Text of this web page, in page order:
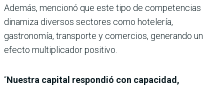
Además, mencionó que este tipo de competencias
dinamiza diversos sectores como hotelería,
gastronomía, transporte y comercios, generando un
efecto multiplicador positivo.
“Nuestra capital respondió con capacidad,